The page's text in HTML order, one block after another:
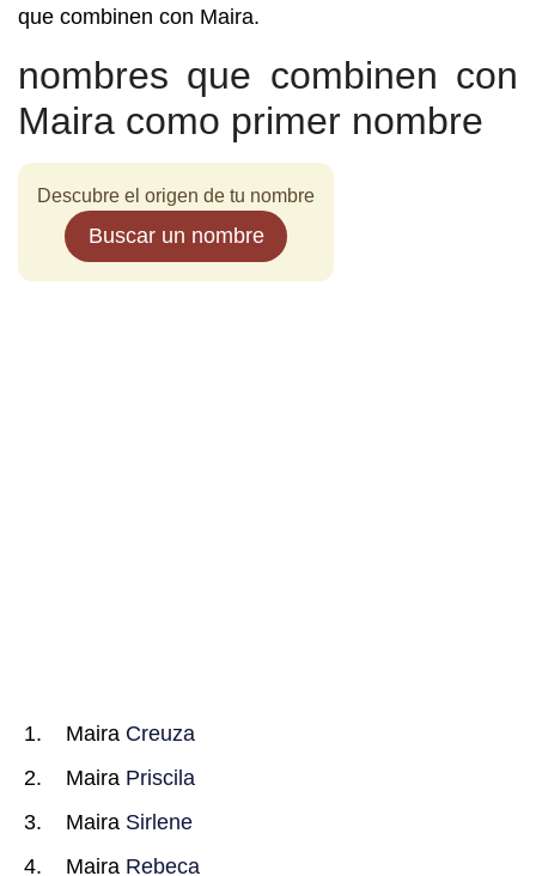
que combinen con Maira.
nombres que combinen con
Maira como primer nombre
Descubre el origen de tu nombre
Buscar un nombre
Maira Creuza
Maira Priscila
Maira Sirlene
Maira Rebeca